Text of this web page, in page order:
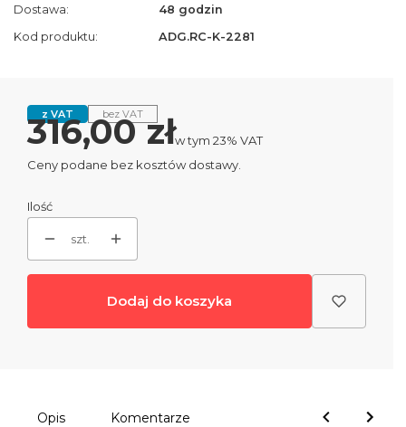
Dostawa:
48 godzin
Kod produktu:
ADG.RC-K-2281
z VAT bez VAT
Cena
316,00 złw tym 23% VAT
w tym 23% VAT
Ceny podane bez kosztów dostawy.
Ilość
szt.
Dodaj do koszyka
Opis Komentarze